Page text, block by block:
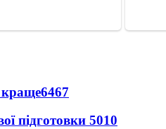
краще6467
підготовки 5010